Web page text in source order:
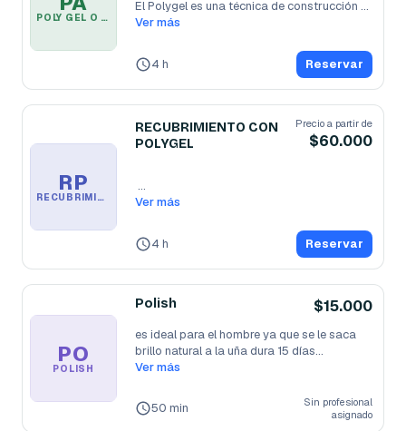
POLY GEL O ACRIGEL
El Polygel es una técnica de construcción
de uñas...
Ver más
4 h Reservar
RP
RECUBRIMIENTO CON POLYGEL
RECUBRIMIENTO CON
POLYGEL
Precio a partir de
$60.000
Recubrimiento con polygel $60.000
delgada
Ver más
4 h Reservar
PO
POLISH
Polish $15.000
es ideal para el hombre ya que se le saca
brillo natural a la uña dura 15 días...
Ver más
50 min
Sin profesional
asignado